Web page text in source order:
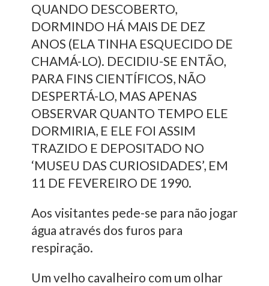
QUANDO DESCOBERTO,
DORMINDO HÁ MAIS DE DEZ
ANOS (ELA TINHA ESQUECIDO DE
CHAMÁ-LO). DECIDIU-SE ENTÃO,
PARA FINS CIENTÍFICOS, NÃO
DESPERTÁ-LO, MAS APENAS
OBSERVAR QUANTO TEMPO ELE
DORMIRIA, E ELE FOI ASSIM
TRAZIDO E DEPOSITADO NO
‘MUSEU DAS CURIOSIDADES’, EM
11 DE FEVEREIRO DE 1990.
Aos visitantes pede-se para não jogar
água através dos furos para
respiração.
Um velho cavalheiro com um olhar